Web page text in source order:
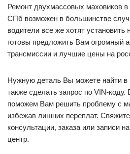
Ремонт двухмассовых маховиков
СПб возможен в большинстве
водители все же хотят установить
готовы предложить Вам огромный
трансмиссии и лучшие цены на
Нужную деталь Вы можете найти в
также сделать запрос по VIN-
поможем Вам решить проблему с
избежав лишних переплат.
консультации, заказа или записи
центр.